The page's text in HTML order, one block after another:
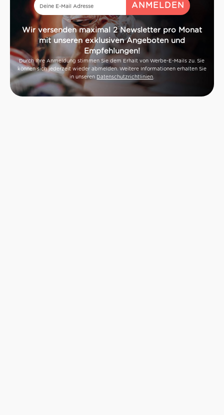
Wir versenden maximal 2 Newsletter pro Monat
mit unseren exklusiven Angeboten und
Empfehlungen!
Durch Ihre Anmeldung stimmen Sie dem Erhalt von Werbe-E-Mails zu. Sie
können sich jederzeit wieder abmelden. Weitere Informationen erhalten Sie
in unseren Datenschutzrichtlinien